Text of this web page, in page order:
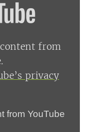
from
privacy
from YouTube